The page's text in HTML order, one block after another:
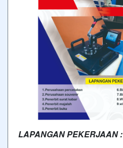
LAPANGAN PEKERJAAN :